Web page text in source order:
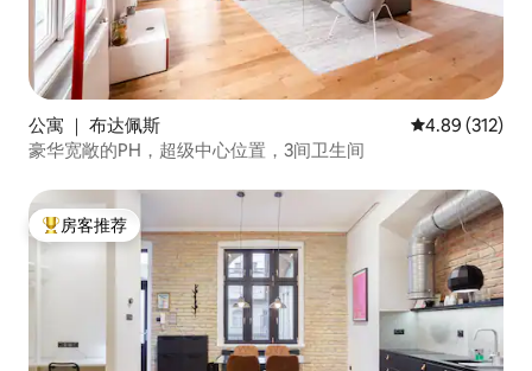
公寓 ｜ 布达佩斯 平均评分 4.89
4.89 (312)
豪华宽敞的PH，超级中心位置，3间卫生间
热门「房客推荐」
房客推荐